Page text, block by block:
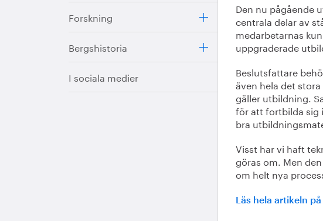
Forskning
Bergshistoria
I sociala medier
Den nu pågående
centrala delar av
medarbetarnas
uppgraderade
Beslutsfattare
även hela det
gäller utbildning.
för att fortbilda sig
bra
Visst har vi haft
göras om. Men
om helt nya
Läs hela artikeln